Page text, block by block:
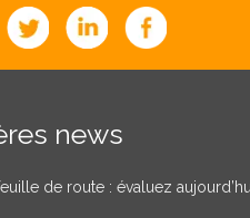
news
de route : évaluez